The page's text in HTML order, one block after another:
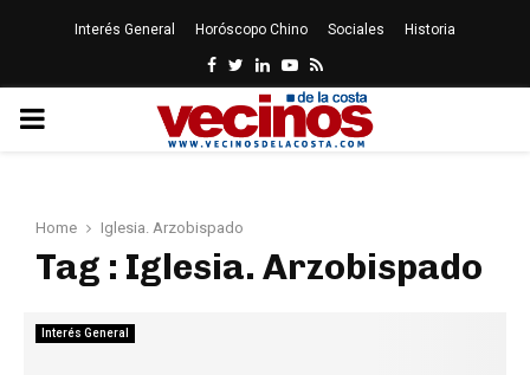
Interés General Horóscopo Chino Sociales Historia
Facebook
Twitter
LinkedinYoutube
Rss
PRIMARY
Home Iglesia. Arzobispado
Tag : Iglesia. Arzobispado
Interés General